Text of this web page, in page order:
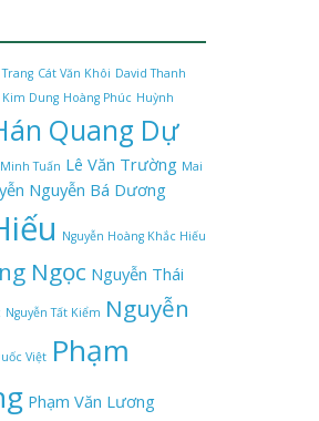
Cát Văn Khôi David Thanh
Kim Dung Hoàng Phúc Huỳnh
Quang Dự
Tuấn Lê Văn Trường Mai
Nguyễn Bá Dương
Nguyễn Hoàng Khắc Hiếu
Ngọc Nguyễn Thái
Nguyễn Tất Kiểm Nguyễn
Việt Phạm
Phạm Văn Lương